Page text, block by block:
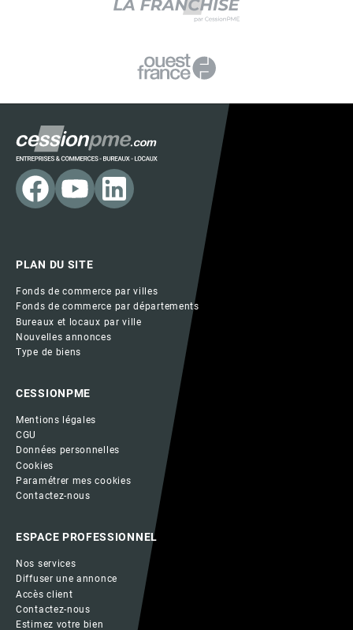
PLAN DU SITE
Fonds de commerce par villes
Fonds de commerce par départements
Bureaux et locaux par ville
Nouvelles annonces
Type de biens
CESSIONPME
Mentions légales
CGU
Données personnelles
Cookies
Paramétrer mes cookies
Contactez-nous
ESPACE PROFESSIONNEL
Nos services
Diffuser une annonce
Accès client
Contactez-nous
Estimez votre bien